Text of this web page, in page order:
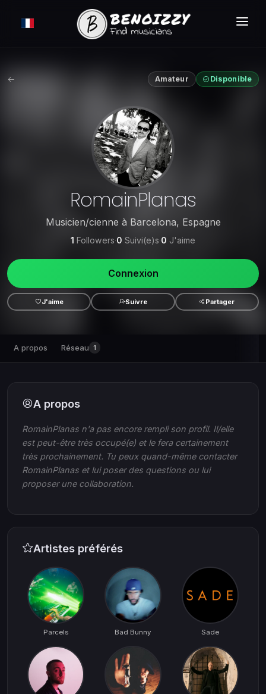
INSCRIPTION GRATUITE
Amateur Disponible
RomainPlanas
Musicien/cienne à Barcelona, Espagne
1 Followers·0 Suivi(e)s·0 J'aime
Connexion
J'aime Suivre Partager
A propos Réseau 1
A propos
RomainPlanas n'a pas encore rempli son profil. Il/elle
est peut-être très occupé(e) et le fera certainement
très prochainement. Tu peux quand-même contacter
RomainPlanas et lui poser des questions ou lui
proposer une collaboration.
Artistes préférés
Parcels Bad Bunny Sade